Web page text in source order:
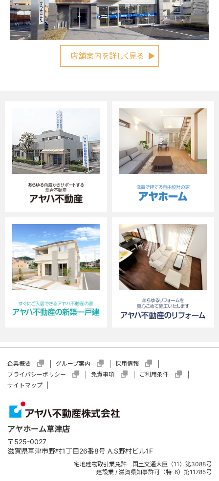
店舗案内を詳しく見る
企業概要 グループ案内
採用情報
プライバシーポリシー
免責事項
ご利用条件
サイトマップ
アヤホーム草津店
〒525-0027
滋賀県草津市野村1丁目26番8号 A.S野村ビル1F
宅地建物取引業免許 国土交通大臣（11）第3088号
建設業 / 滋賀県知事許可（特-6）第11785号